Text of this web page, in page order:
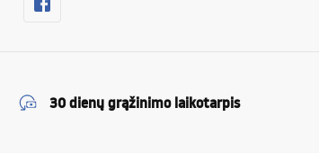
30 dienų grąžinimo laikotarpis